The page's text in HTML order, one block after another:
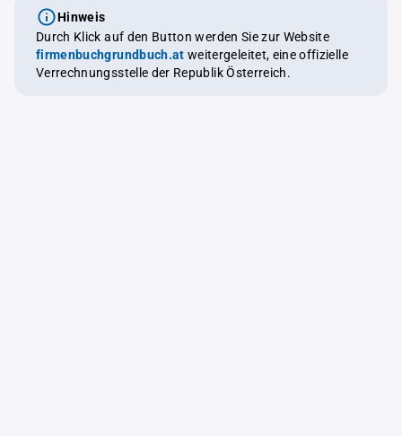
Hinweis
Durch Klick auf den Button werden Sie zur Website
firmenbuchgrundbuch.at weitergeleitet, eine offizielle
Verrechnungsstelle der Republik Österreich.